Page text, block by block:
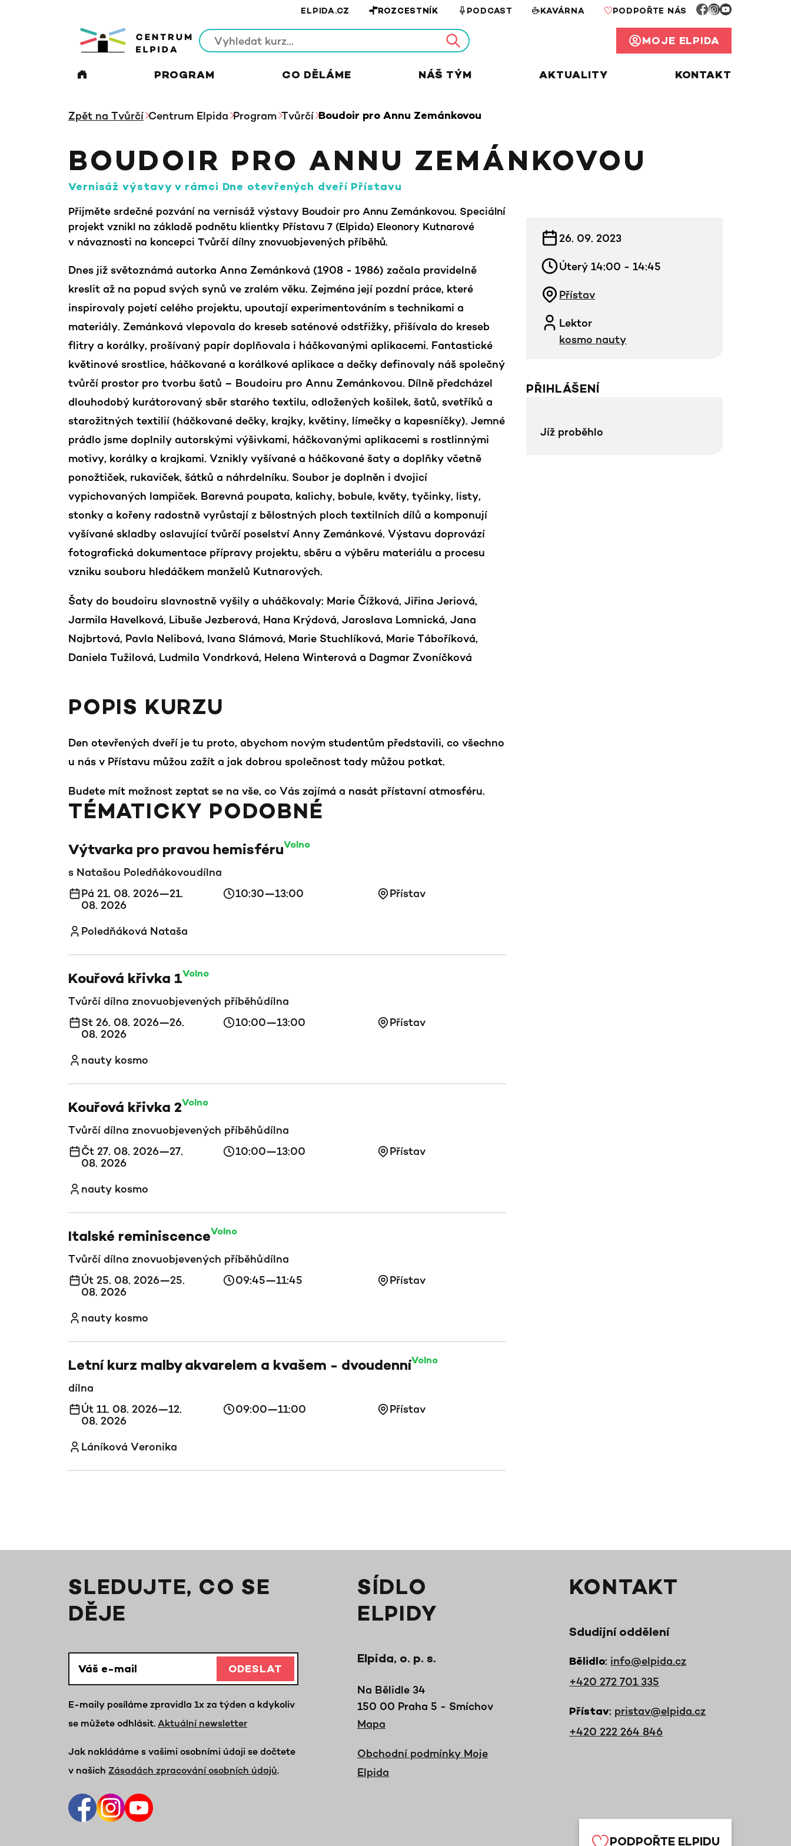
ELPIDA.CZ ROZCESTNÍK PODCAST KAVÁRNA PODPOŘTE NÁS
MOJE ELPIDA
PROGRAM CO DĚLÁME NÁŠ TÝM AKTUALITY KONTAKT
Zpět na Tvůrčí Centrum Elpida Program Tvůrčí Boudoir pro Annu Zemánkovou
BOUDOIR PRO ANNU ZEMÁNKOVOU
Vernisáž výstavy v rámci Dne otevřených dveří Přístavu
Přijměte srdečné pozvání na vernisáž výstavy Boudoir pro Annu Zemánkovou. Speciální
projekt vznikl na základě podnětu klientky Přístavu 7 (Elpida) Eleonory Kutnarové
v návaznosti na koncepci Tvůrčí dílny znovuobjevených příběhů.
Dnes již světoznámá autorka Anna Zemánková (1908 - 1986) začala pravidelně
kreslit až na popud svých synů ve zralém věku. Zejména její pozdní práce, které
inspirovaly pojetí celého projektu, upoutají experimentováním s technikami a
materiály. Zemánková vlepovala do kreseb saténové odstřižky, přišívala do kreseb
flitry a korálky, prošívaný papír doplňovala i háčkovanými aplikacemi. Fantastické
květinové srostlice, háčkované a korálkové aplikace a dečky definovaly náš společný
tvůrčí prostor pro tvorbu šatů – Boudoiru pro Annu Zemánkovou. Dílně předcházel
dlouhodobý kurátorovaný sběr starého textilu, odložených košilek, šatů, svetříků a
starožitných textilií (háčkované dečky, krajky, květiny, límečky a kapesníčky). Jemné
prádlo jsme doplnily autorskými výšivkami, háčkovanými aplikacemi s rostlinnými
motivy, korálky a krajkami. Vznikly vyšívané a háčkované šaty a doplňky včetně
ponožtiček, rukaviček, šátků a náhrdelníku. Soubor je doplněn i dvojicí
vypichovaných lampiček. Barevná poupata, kalichy, bobule, květy, tyčinky, listy,
stonky a kořeny radostně vyrůstají z bělostných ploch textilních dílů a komponují
vyšívané skladby oslavující tvůrčí poselství Anny Zemánkové. Výstavu doprovází
fotografická dokumentace přípravy projektu, sběru a výběru materiálu a procesu
vzniku souboru hledáčkem manželů Kutnarových.
Šaty do boudoiru slavnostně vyšily a uháčkovaly: Marie Čížková, Jiřina Jeriová,
Jarmila Havelková, Libuše Jezberová, Hana Krýdová, Jaroslava Lomnická, Jana
Najbrtová, Pavla Nelibová, Ivana Slámová, Marie Stuchlíková, Marie Táboříková,
Daniela Tužilová, Ludmila Vondrková, Helena Winterová a Dagmar Zvoníčková
POPIS KURZU
Den otevřených dveří je tu proto, abychom novým studentům představili, co všechno
u nás v Přístavu můžou zažít a jak dobrou společnost tady můžou potkat.
Budete mít možnost zeptat se na vše, co Vás zajímá a nasát přístavní atmosféru.
TÉMATICKY PODOBNÉ
Výtvarka pro pravou hemisféruVolno
s Natašou Poledňákovoudílna
Pá 21. 08. 2026—21.
08. 2026
10:30—13:00 Přístav
Poledňáková Nataša
Kouřová křivka 1Volno
Tvůrčí dílna znovuobjevených příběhůdílna
St 26. 08. 2026—26.
08. 2026
10:00—13:00 Přístav
nauty kosmo
Kouřová křivka 2Volno
Tvůrčí dílna znovuobjevených příběhůdílna
Čt 27. 08. 2026—27.
08. 2026
10:00—13:00 Přístav
nauty kosmo
Italské reminiscenceVolno
Tvůrčí dílna znovuobjevených příběhůdílna
Út 25. 08. 2026—25.
08. 2026
09:45—11:45 Přístav
nauty kosmo
Letní kurz malby akvarelem a kvašem - dvoudenníVolno
dílna
Út 11. 08. 2026—12.
08. 2026
09:00—11:00 Přístav
Láníková Veronika
26. 09. 2023
Úterý 14:00 - 14:45
Přístav
Lektor
kosmo nauty
PŘIHLÁŠENÍ
Jíž proběhlo
SLEDUJTE, CO SE
DĚJE
ODESLAT
E-maily posíláme zpravidla 1x za týden a kdykoliv
se můžete odhlásit. Aktuální newsletter
Jak nakládáme s vašimi osobními údaji se dočtete
v našich Zásadách zpracování osobních údajů.
SÍDLO
ELPIDY
Elpida, o. p. s.
Na Bělidle 34
150 00 Praha 5 - Smíchov
Mapa
Obchodní podmínky Moje
Elpida
KONTAKT
Sdudijní oddělení
Bělidlo: info@elpida.cz
+420 272 701 335
Přístav: pristav@elpida.cz
+420 222 264 846
PODPOŘTE ELPIDU